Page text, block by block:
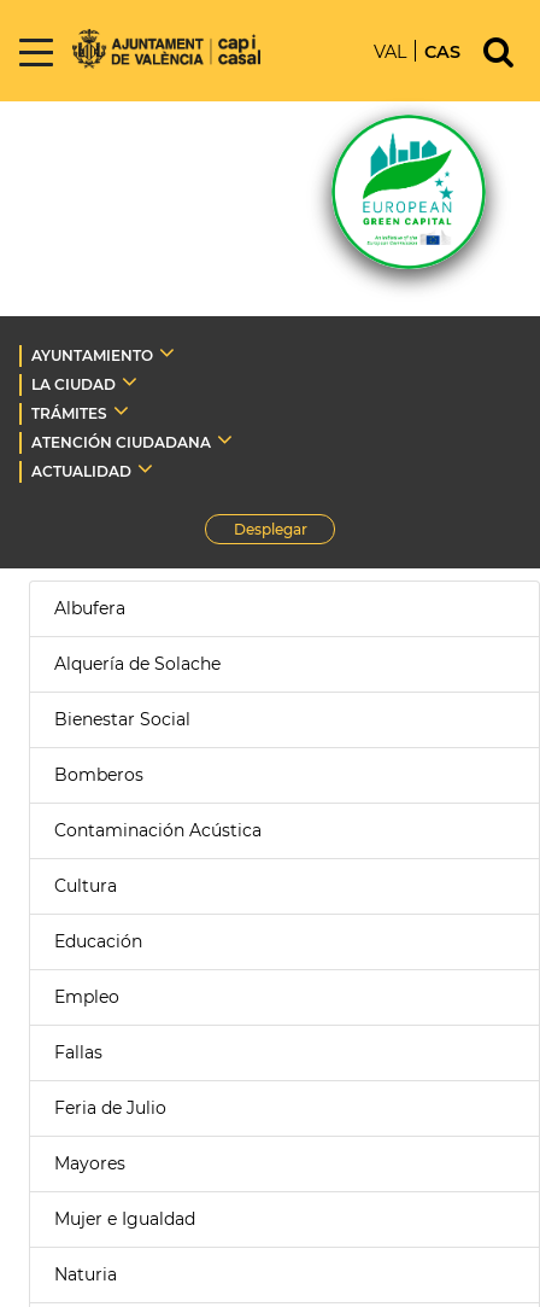
VAL CAS
AYUNTAMIENTO
LA CIUDAD
TRÁMITES
ATENCIÓN CIUDADANA
ACTUALIDAD
Desplegar
Albufera
Alquería de Solache
Bienestar Social
Bomberos
Contaminación Acústica
Cultura
Educación
Empleo
Fallas
Feria de Julio
Mayores
Mujer e Igualdad
Naturia